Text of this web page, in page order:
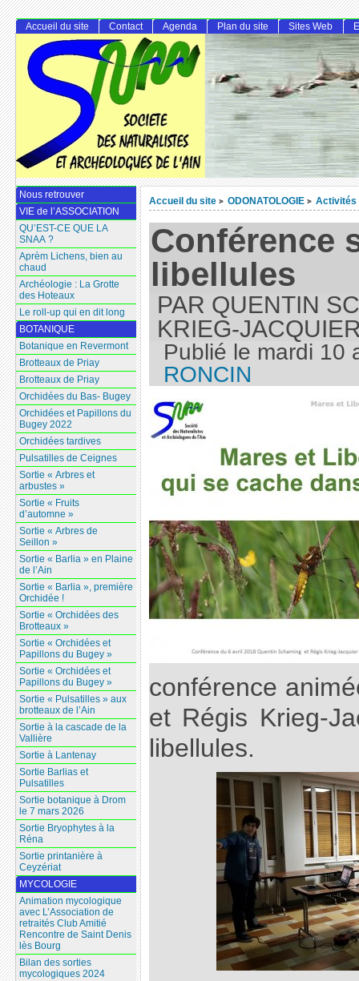
Accueil du site > ODONATOLOGIE > Activités
Conférence
libellules
PAR QUENTIN
KRIEG-
Publié le mardi 10
RONCIN
conférence
et Régis Krieg-
libellules.
Accueil du site Contact Agenda Plan du site Sites Web
Nous retrouver
VIE de l’ASSOCIATION
QU’EST-CE QUE LA
SNAA ?
Aprèm Lichens, bien au
chaud
Archéologie : La Grotte
des Hoteaux
Le roll-up qui en dit long
BOTANIQUE
Botanique en Revermont
Brotteaux de Priay
Brotteaux de Priay
Orchidées du Bas- Bugey
Orchidées et Papillons du
Bugey 2022
Orchidées tardives
Pulsatilles de Ceignes
Sortie « Arbres et
arbustes »
Sortie « Fruits
d’automne »
Sortie « Arbres de
Seillon »
Sortie « Barlia » en Plaine
de l’Ain
Sortie « Barlia », première
Orchidée !
Sortie « Orchidées des
Brotteaux »
Sortie « Orchidées et
Papillons du Bugey »
Sortie « Orchidées et
Papillons du Bugey »
Sortie « Pulsatilles » aux
brotteaux de l’Ain
Sortie à la cascade de la
Vallière
Sortie à Lantenay
Sortie Barlias et
Pulsatilles
Sortie botanique à Drom
le 7 mars 2026
Sortie Bryophytes à la
Réna
Sortie printanière à
Ceyzériat
MYCOLOGIE
Animation mycologique
avec L’Association de
retraités Club Amitié
Rencontre de Saint Denis
lès Bourg
Bilan des sorties
mycologiques 2024